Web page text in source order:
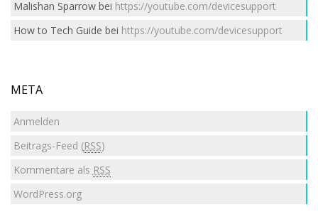
Malishan Sparrowbei https://youtube.com/devicesupport
How to Tech Guide bei https://youtube.com/devicesupport
META
Anmelden
Beitrags-Feed (RSS)
Kommentare als RSS
WordPress.org